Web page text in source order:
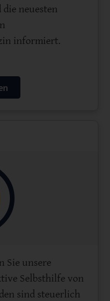
neuesten
informiert.
Sie unsere
Selbsthilfe von
sind steuerlich